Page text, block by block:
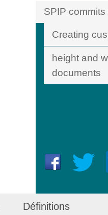
SPIP
Creating
height and
documents
Définitions